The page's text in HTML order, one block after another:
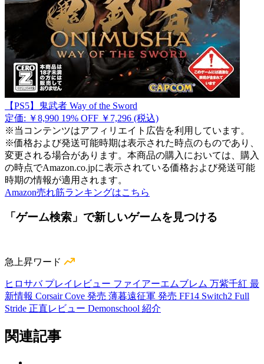
【PS5】鬼武者 Way of the Sword
定価: ￥8,990 19% OFF ￥7,296 (税込)
※当コンテンツはアフィリエイト広告を利用しています。
※価格および発送可能時期は表示された時点のものであり、
変更される場合があります。本商品の購入においては、購入
の時点でAmazon.co.jpに表示されている価格および発送可能
時期の情報が適用されます。
Amazon売れ筋ランキングはこちら
「ゲーム検索」で新しいゲームを見つける
急上昇ワード
ヒロサバ プレイレビュー ファイアーエムブレム 万紫千紅 最
新情報 Corsair Cove 発売 薄暮遠征軍 発売 FF14 Switch2 Full
Stride 正直レビュー Demonschool 紹介
関連記事